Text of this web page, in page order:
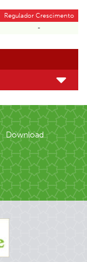
Regulador Crescimento
-
Download